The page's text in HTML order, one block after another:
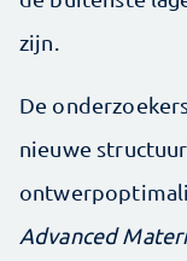
zijn.
De
nieuwe
Advanced